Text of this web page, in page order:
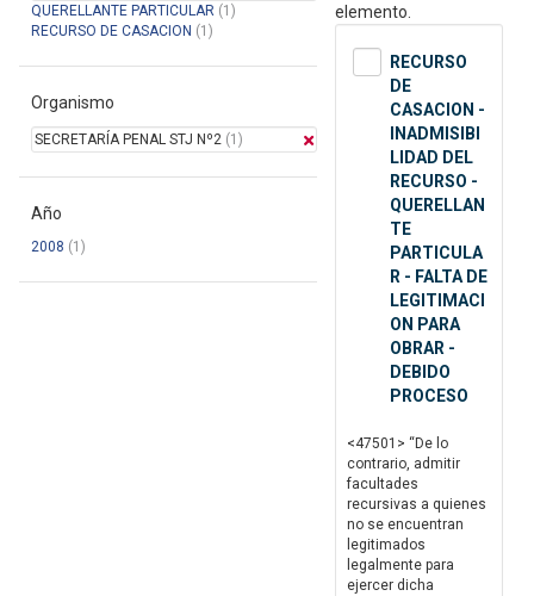
QUERELLANTE PARTICULAR (1)
RECURSO DE CASACION (1)
Organismo
SECRETARÍA PENAL STJ Nº2 (1)
Año
2008 (1)
elemento.
RECURSO
DE
CASACION -
INADMISIBI
LIDAD DEL
RECURSO -
QUERELLAN
TE
PARTICULA
R - FALTA DE
LEGITIMACI
ON PARA
OBRAR -
DEBIDO
PROCESO
<47501> “De lo
contrario, admitir
facultades
recursivas a quienes
no se encuentran
legitimados
legalmente para
ejercer dicha